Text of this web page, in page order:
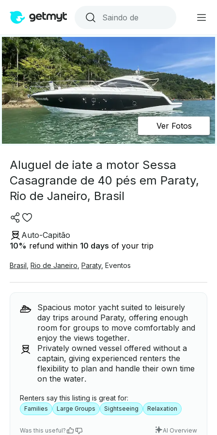
Ver Fotos
Aluguel de iate a motor Sessa
Casagrande de 40 pés em Paraty,
Rio de Janeiro, Brasil
Auto-Capitão
10% refund within 10 days of your trip
Brasil Rio de Janeiro Paraty, Eventos
Spacious motor yacht suited to leisurely
day trips around Paraty, offering enough
room for groups to move comfortably and
enjoy the views together.
Privately owned vessel offered without a
captain, giving experienced renters the
flexibility to plan and handle their own time
on the water.
Renters say this listing is great for:
Families Large Groups Sightseeing Relaxation
Was this useful? AI Overview